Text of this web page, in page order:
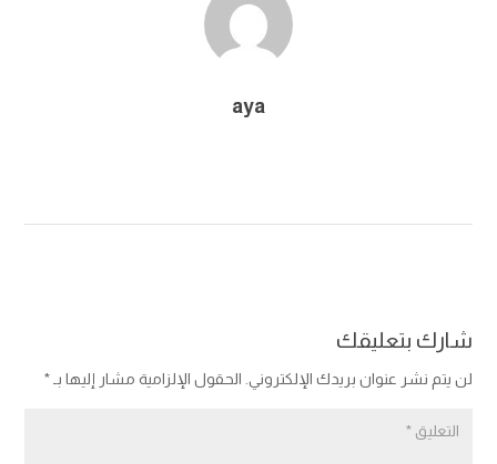
aya
شارك بتعليقك
لن يتم نشر عنوان بريدك الإلكتروني. الحقول الإلزامية مشار إليها بـ *